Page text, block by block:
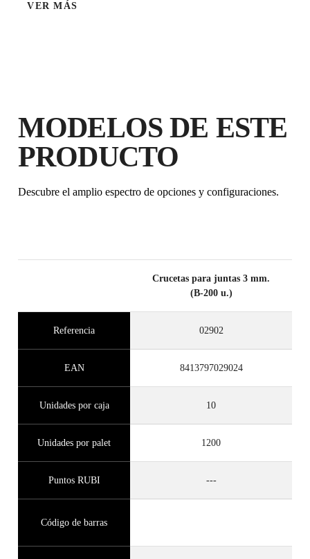
VER MÁS
MODELOS DE ESTE
PRODUCTO
Descubre el amplio espectro de opciones y configuraciones.
Crucetas para juntas 3 mm.
(B-200 u.)
Referencia 02902
EAN 8413797029024
Unidades por caja 10
Unidades por palet 1200
Puntos RUBI ---
Código de barras